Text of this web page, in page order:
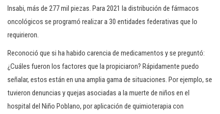
Insabi, más de 277 mil piezas. Para 2021 la distribución de fármacos
oncológicos se programó realizar a 30 entidades federativas que lo
requirieron.
Reconoció que si ha habido carencia de medicamentos y se preguntó:
¿Cuáles fueron los factores que la propiciaron? Rápidamente puedo
señalar, estos están en una amplia gama de situaciones. Por ejemplo, se
tuvieron denuncias y quejas asociadas a la muerte de niños en el
hospital del Niño Poblano, por aplicación de quimioterapia con